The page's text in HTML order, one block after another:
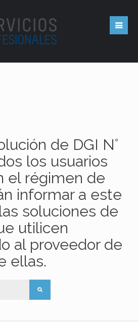
de DGI N°
los usuarios
el régimen de
informar a este
soluciones de
utilicen
al proveedor de
ellas.